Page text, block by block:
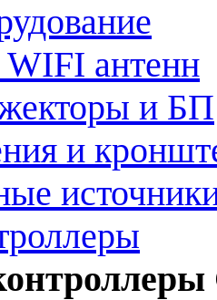
WIFI антенн
и БП
и